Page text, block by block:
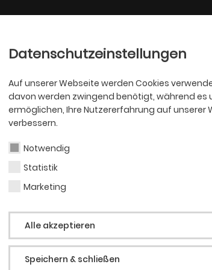
Datenschutzeinstellungen
Auf unserer Webseite werden Cookies
davon werden zwingend benötigt, während es
ermöglichen, Ihre Nutzererfahrung auf unserer
verbessern.
Notwendig
Statistik
Marketing
Alle akzeptieren
Speichern & schließen